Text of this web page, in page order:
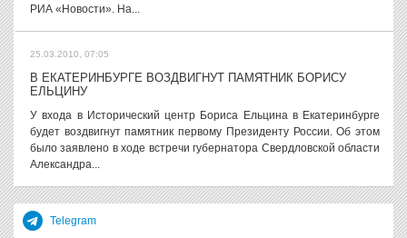
РИА «Новости». На...
25.03.2010, 07:05
В ЕКАТЕРИНБУРГЕ ВОЗДВИГНУТ ПАМЯТНИК БОРИСУ
ЕЛЬЦИНУ
У входа в Исторический центр Бориса Ельцина в Екатеринбурге
будет воздвигнут памятник первому Президенту России. Об этом
было заявлено в ходе встречи губернатора Свердловской области
Александра...
Telegram